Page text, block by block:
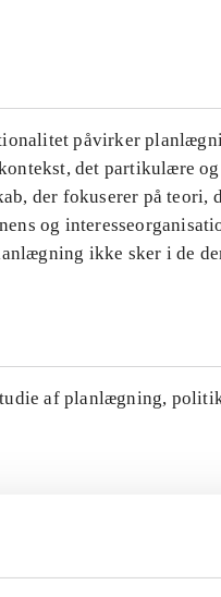
påvirker
det partikulære og
der fokuserer på teori,
og
ikke sker i de
af planlægning,